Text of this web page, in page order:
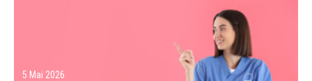
5 Mai 2026